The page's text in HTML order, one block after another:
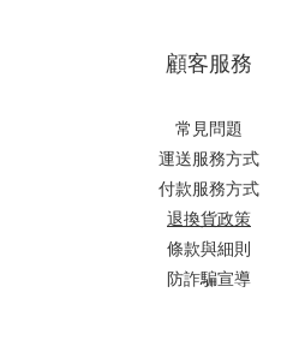
顧客服務
常見問題
運送服務方式
付款服務方式
退換貨政策
條款與細則
防詐騙宣導